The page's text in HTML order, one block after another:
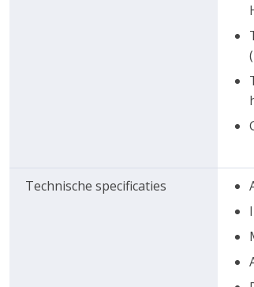
Technische specificaties